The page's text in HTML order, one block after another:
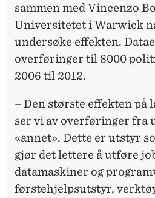
sammen med Vincenzo
Universitetet i Warwick
undersøke effekten.
overføringer til 8000
2006 til 2012.
– Den største effekten
ser vi av overføringer fra
«annet». Dette er utstyr
gjør det lettere å utføre
datamaskiner og
førstehjelpsutstyr,